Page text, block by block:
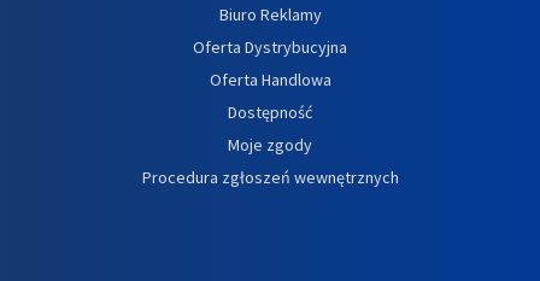
Biuro Reklamy
Oferta Dystrybucyjna
Oferta Handlowa
Dostępność
Moje zgody
Procedura zgłoszeń wewnętrznych